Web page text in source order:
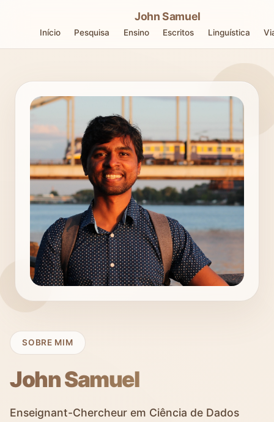
John Samuel
Início Pesquisa Ensino Escritos Linguística
SOBRE MIM
John Samuel
Enseignant-Chercheur em Ciência de Dados